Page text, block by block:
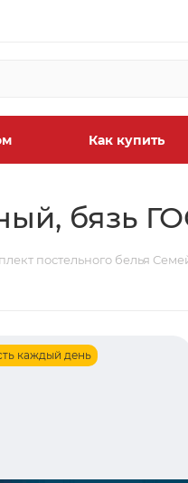
Как купить
бязь
постельного белья
каждый день